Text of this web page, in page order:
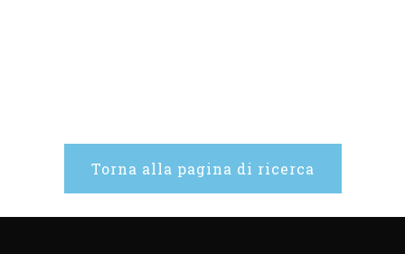
Torna alla pagina di ricerca